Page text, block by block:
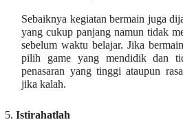
Sebaiknya kegiatan bermain juga
yang cukup panjang namun tidak
sebelum waktu belajar. Jika
pilih game yang mendidik dan
penasaran yang tinggi ataupun
jika kalah.
5.Istirahatlah